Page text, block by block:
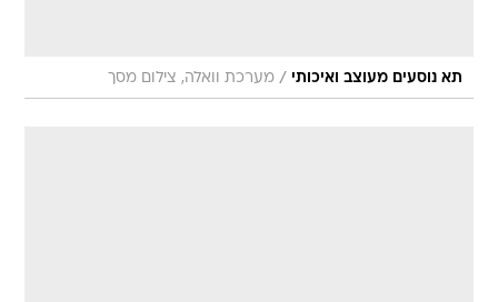
תא נוסעים מעוצב ואיכותי / מערכת וואלה, צילום מסך